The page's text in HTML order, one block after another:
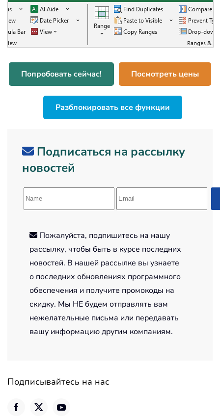
Попробовать сейчас! Посмотреть цены
Разблокировать все функции
Подписаться на рассылку
новостей
Пожалуйста, подпишитесь на нашу
рассылку, чтобы быть в курсе последних
новостей. В нашей рассылке вы узнаете
о последних обновлениях программного
обеспечения и получите промокоды на
скидку. Мы НЕ будем отправлять вам
нежелательные письма или передавать
вашу информацию другим компаниям.
Подписывайтесь на нас